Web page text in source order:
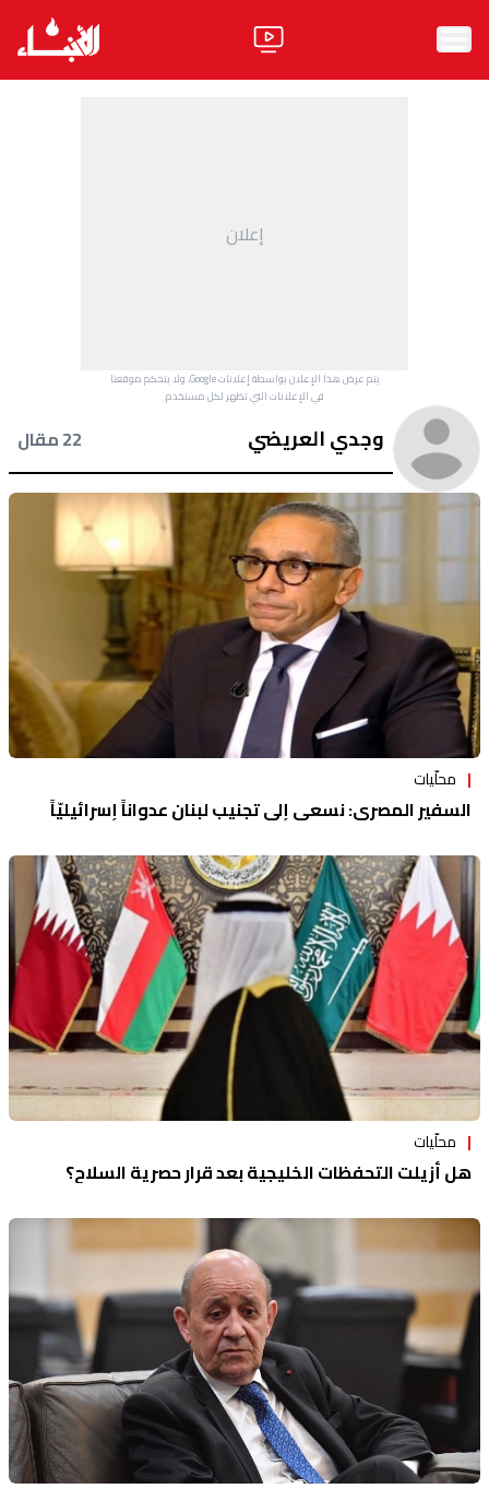
ثقافة ومجتمع
ابحث
إعلان
يتم عرض هذا الإعلان بواسطة إعلانات Google، ولا يتحكم موقعنا
في الإعلانات التي تظهر لكل مستخدم.
وجدي العريضي 22 مقال
محلّيات
السفير المصري: نسعى إلى تجنيب لبنان عدواناً إسرائيليّاً
محلّيات
هل أزيلت التحفظات الخليجية بعد قرار حصرية السلاح؟